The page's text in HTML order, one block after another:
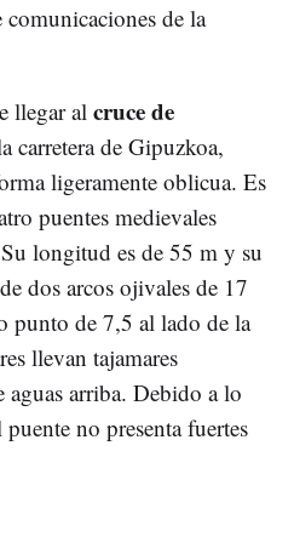
comunicaciones de la
llegar al cruce de
carretera de Gipuzkoa,
ligeramente oblicua. Es
puentes medievales
longitud es de 55 m y su
dos arcos ojivales de 17
punto de 7,5 al lado de la
llevan tajamares
aguas arriba. Debido a lo
no presenta fuertes